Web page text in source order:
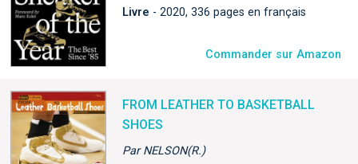
Livre - 2020, 336 pages en français
Commander sur Amazon
FROM LEATHER TO BASKETBALL
SHOES
Par NELSON(R.)